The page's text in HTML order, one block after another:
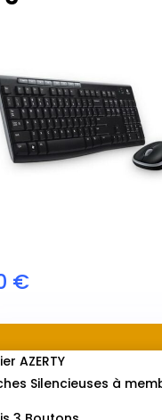
€
AZERTY
Silencieuses à